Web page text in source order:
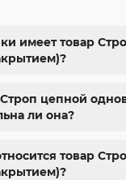
шайбы,болты
,купить болт м 10
имеет товар
цепной
ли она?
товар